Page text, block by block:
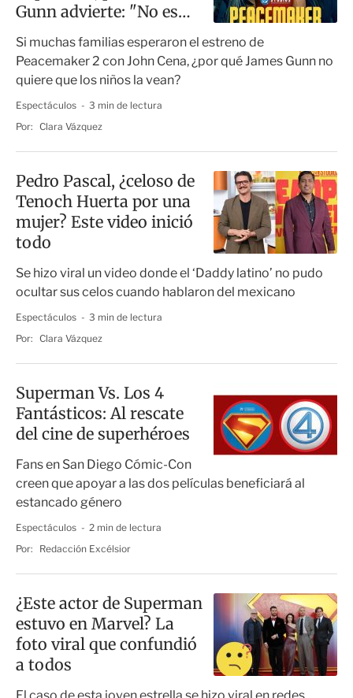
Gunn advierte: "No es
para niños"
Si muchas familias esperaron el estreno de
Peacemaker 2 con John Cena, ¿por qué James Gunn no
quiere que los niños la vean?
Espectáculos
3 min de lectura
Por: Clara Vázquez
Pedro Pascal, ¿celoso de
Tenoch Huerta por una
mujer? Este video inició
todo
Se hizo viral un video donde el ‘Daddy latino’ no pudo
ocultar sus celos cuando hablaron del mexicano
Espectáculos
3 min de lectura
Por: Clara Vázquez
Superman Vs. Los 4
Fantásticos: Al rescate
del cine de superhéroes
Fans en San Diego Cómic-Con
creen que apoyar a las dos películas beneficiará al
estancado género
Espectáculos
2 min de lectura
Por:
Redacción Excélsior
¿Este actor de Superman
estuvo en Marvel? La
foto viral que confundió
a todos